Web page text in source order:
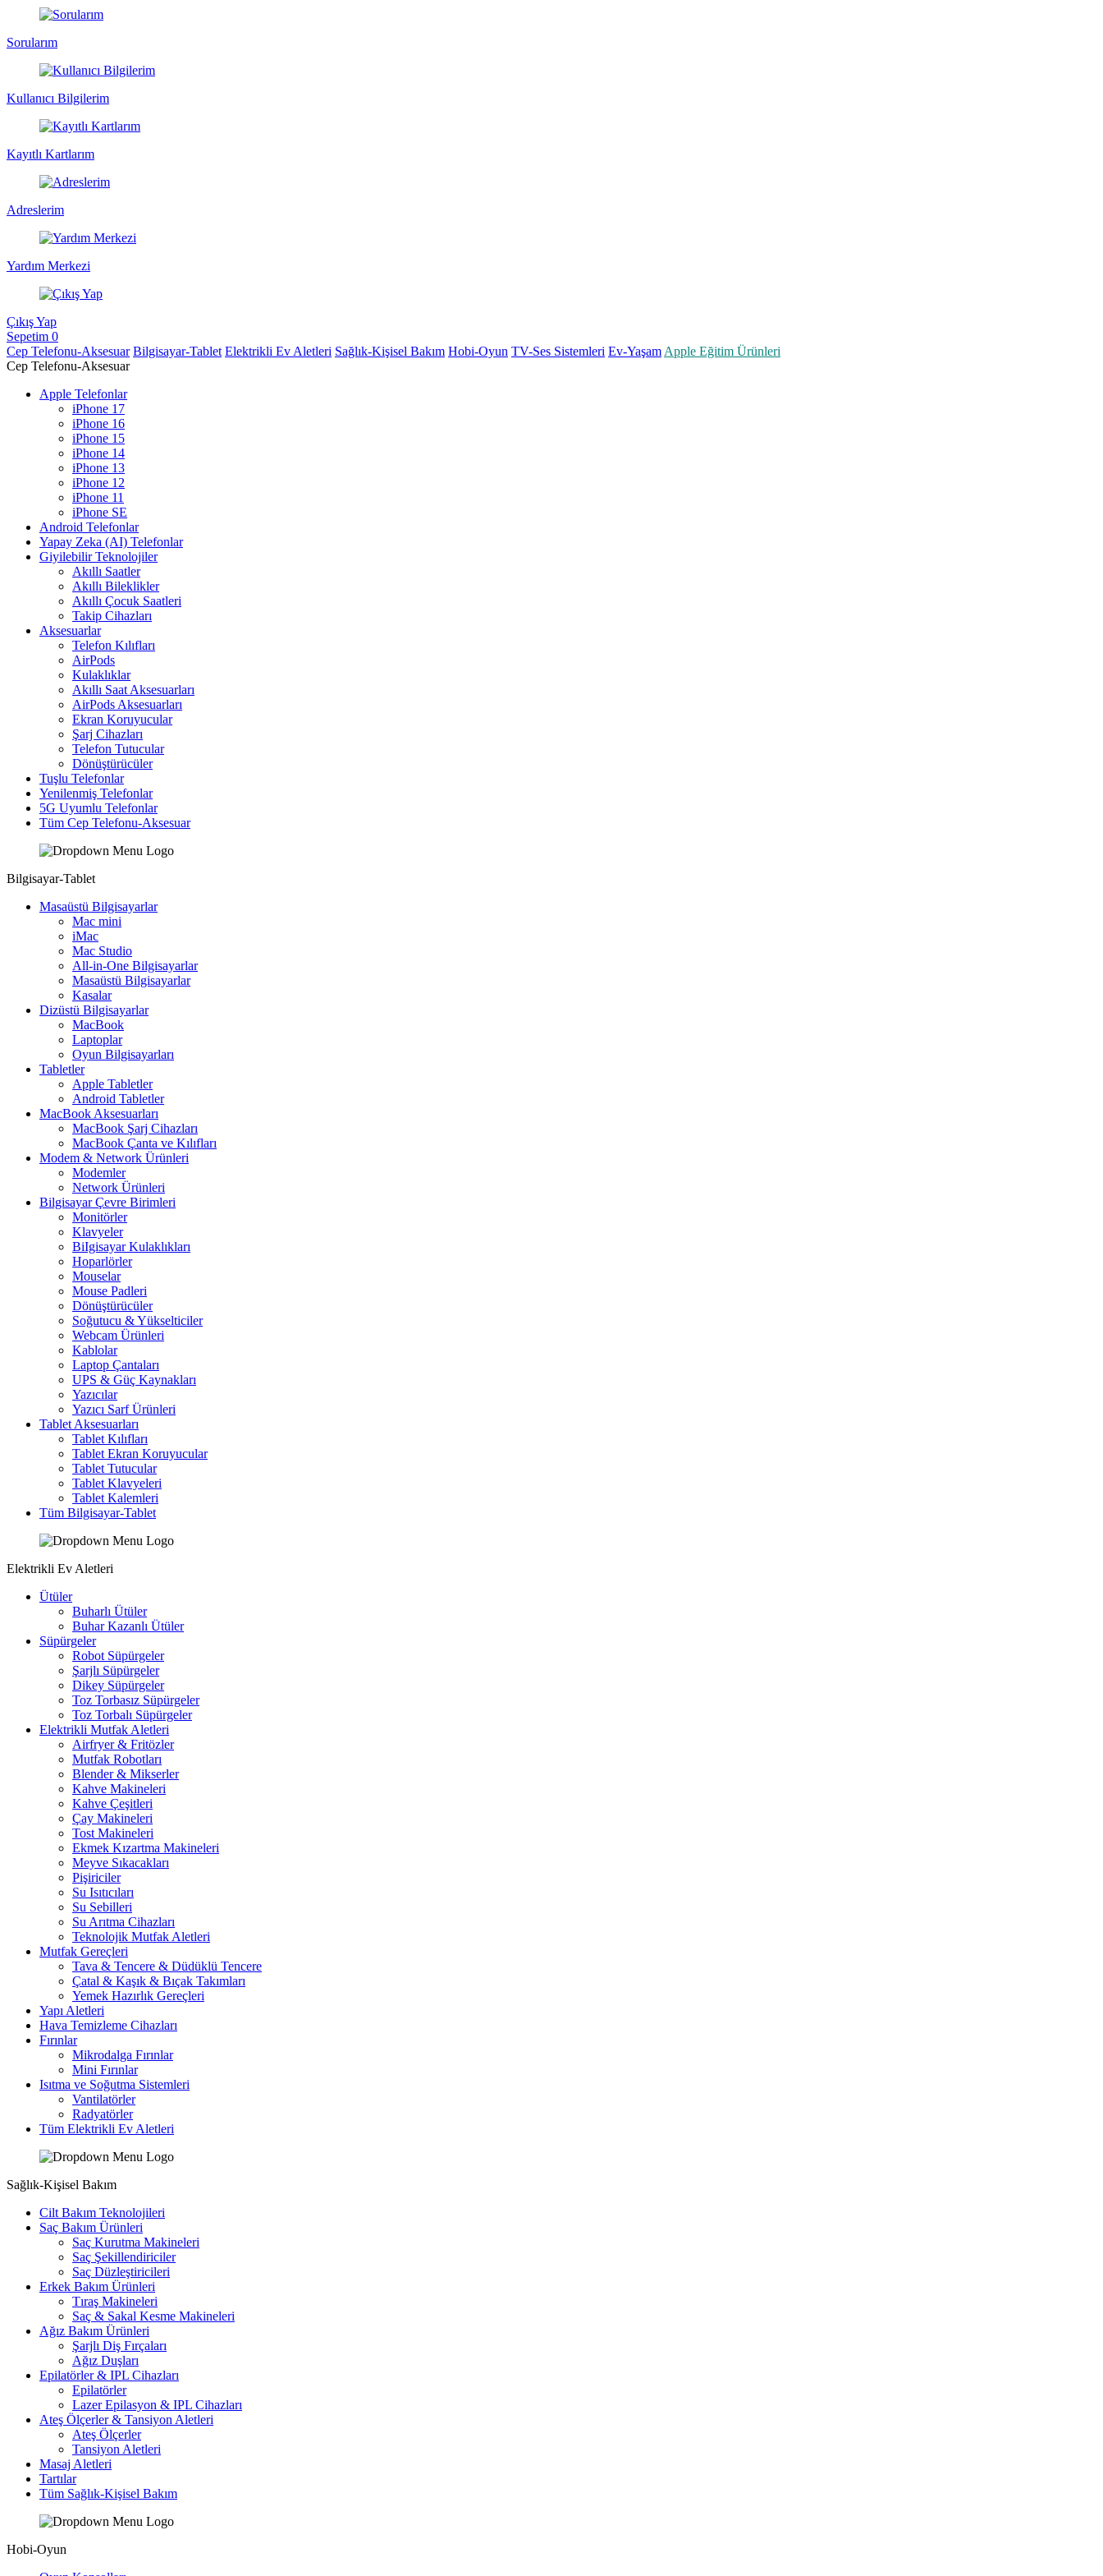
Sorularım
Kullanıcı Bilgilerim
Kayıtlı Kartlarım
Adreslerim
Yardım Merkezi
Çıkış Yap
Sepetim 0
Cep Telefonu-Aksesuar Bilgisayar-Tablet Elektrikli Ev Aletleri Sağlık-Kişisel Bakım Hobi-Oyun TV-Ses Sistemleri Ev-Yaşam Apple Eğitim Ürünleri
Cep Telefonu-Aksesuar
Apple Telefonlar
iPhone 17
iPhone 16
iPhone 15
iPhone 14
iPhone 13
iPhone 12
iPhone 11
iPhone SE
Android Telefonlar
Yapay Zeka (AI) Telefonlar
Giyilebilir Teknolojiler
Akıllı Saatler
Akıllı Bileklikler
Akıllı Çocuk Saatleri
Takip Cihazları
Aksesuarlar
Telefon Kılıfları
AirPods
Kulaklıklar
Akıllı Saat Aksesuarları
AirPods Aksesuarları
Ekran Koruyucular
Şarj Cihazları
Telefon Tutucular
Dönüştürücüler
Tuşlu Telefonlar
Yenilenmiş Telefonlar
5G Uyumlu Telefonlar
Tüm Cep Telefonu-Aksesuar
Bilgisayar-Tablet
Masaüstü Bilgisayarlar
Mac mini
iMac
Mac Studio
All-in-One Bilgisayarlar
Masaüstü Bilgisayarlar
Kasalar
Dizüstü Bilgisayarlar
MacBook
Laptoplar
Oyun Bilgisayarları
Tabletler
Apple Tabletler
Android Tabletler
MacBook Aksesuarları
MacBook Şarj Cihazları
MacBook Çanta ve Kılıfları
Modem & Network Ürünleri
Modemler
Network Ürünleri
Bilgisayar Çevre Birimleri
Monitörler
Klavyeler
BiIgisayar Kulaklıkları
Hoparlörler
Mouselar
Mouse Padleri
Dönüştürücüler
Soğutucu & Yükselticiler
Webcam Ürünleri
Kablolar
Laptop Çantaları
UPS & Güç Kaynakları
Yazıcılar
Yazıcı Sarf Ürünleri
Tablet Aksesuarları
Tablet Kılıfları
Tablet Ekran Koruyucular
Tablet Tutucular
Tablet Klavyeleri
Tablet Kalemleri
Tüm Bilgisayar-Tablet
Elektrikli Ev Aletleri
Ütüler
Buharlı Ütüler
Buhar Kazanlı Ütüler
Süpürgeler
Robot Süpürgeler
Şarjlı Süpürgeler
Dikey Süpürgeler
Toz Torbasız Süpürgeler
Toz Torbalı Süpürgeler
Elektrikli Mutfak Aletleri
Airfryer & Fritözler
Mutfak Robotları
Blender & Mikserler
Kahve Makineleri
Kahve Çeşitleri
Çay Makineleri
Tost Makineleri
Ekmek Kızartma Makineleri
Meyve Sıkacakları
Pişiriciler
Su Isıtıcıları
Su Sebilleri
Su Arıtma Cihazları
Teknolojik Mutfak Aletleri
Mutfak Gereçleri
Tava & Tencere & Düdüklü Tencere
Çatal & Kaşık & Bıçak Takımları
Yemek Hazırlık Gereçleri
Yapı Aletleri
Hava Temizleme Cihazları
Fırınlar
Mikrodalga Fırınlar
Mini Fırınlar
Isıtma ve Soğutma Sistemleri
Vantilatörler
Radyatörler
Tüm Elektrikli Ev Aletleri
Sağlık-Kişisel Bakım
Cilt Bakım Teknolojileri
Saç Bakım Ürünleri
Saç Kurutma Makineleri
Saç Şekillendiriciler
Saç Düzleştiricileri
Erkek Bakım Ürünleri
Tıraş Makineleri
Saç & Sakal Kesme Makineleri
Ağız Bakım Ürünleri
Şarjlı Diş Fırçaları
Ağız Duşları
Epilatörler & IPL Cihazları
Epilatörler
Lazer Epilasyon & IPL Cihazları
Ateş Ölçerler & Tansiyon Aletleri
Ateş Ölçerler
Tansiyon Aletleri
Masaj Aletleri
Tartılar
Tüm Sağlık-Kişisel Bakım
Hobi-Oyun